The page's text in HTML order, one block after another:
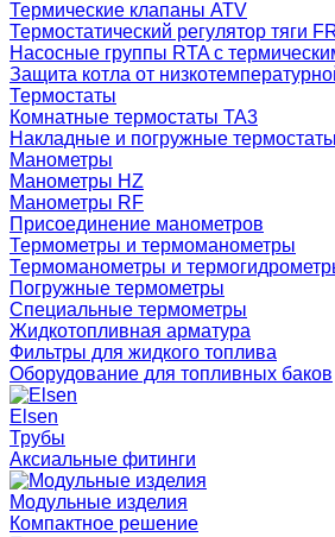
Термические клапаны ATV
Термостатический регулятор тяги
Насосные группы RTA с
Защита котла от
Термостаты
Комнатные термостаты TA3
Накладные и погружные термостаты
Манометры
Манометры HZ
Манометры RF
Присоединение манометров
Термометры и термоманометры
Термоманометры и
Погружные термометры
Специальные термометры
Жидкотопливная арматура
Фильтры для жидкого топлива
Оборудование для топливных баков
Elsen
Трубы
Аксиальные фитинги
Модульные изделия
Компактное решение